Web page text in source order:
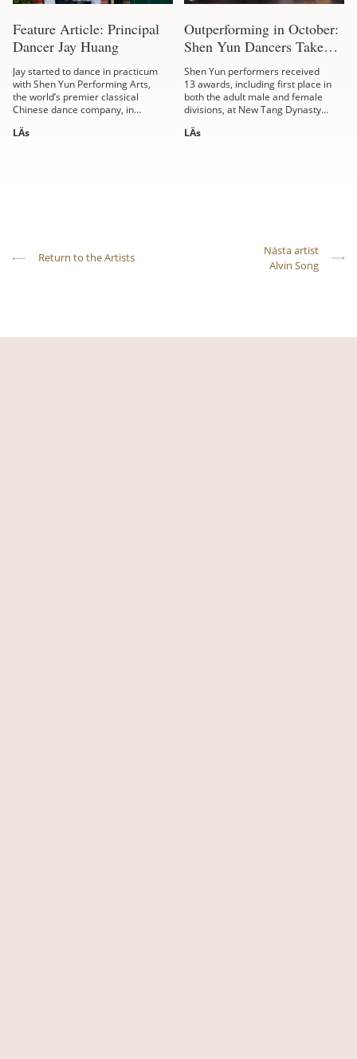
Feature Article: Principal
Dancer Jay Huang
Jay started to dance in practicum
with Shen Yun Performing Arts,
the world’s premier classical
Chinese dance company, in
risen through the ranks to
LÄs
Outperforming in October:
Shen Yun Dancers Take
Gold at International
Competition
Shen Yun performers received
13 awards, including first place in
both the adult male and female
divisions, at New Tang Dynasty
Classical Chinese Dance
LÄs
Return to the Artists
Nästa artist
Alvin Song